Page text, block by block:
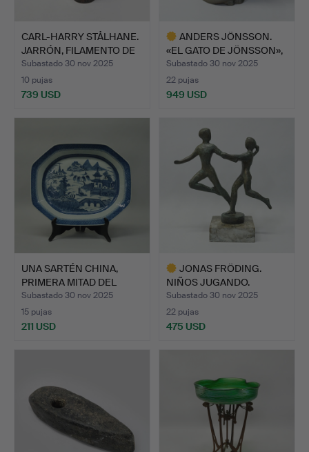
CARL-HARRY STÅLHANE.
JARRÓN, FILAMENTO DE
…
Subastado 30 nov 2025
10 pujas
739 USD
ANDERS JÖNSSON.
«EL GATO DE JÖNSSON»,
LATA…
Subastado 30 nov 2025
22 pujas
949 USD
seleccionado
UNA SARTÉN CHINA,
PRIMERA MITAD DEL
SIGLO …
Subastado 30 nov 2025
15 pujas
211 USD
JONAS FRÖDING.
NIÑOS JUGANDO.
Subastado 30 nov 2025
22 pujas
475 USD